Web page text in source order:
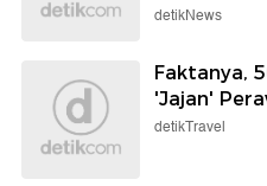
detikNews
Faktanya,
'Jajan'
detikTravel